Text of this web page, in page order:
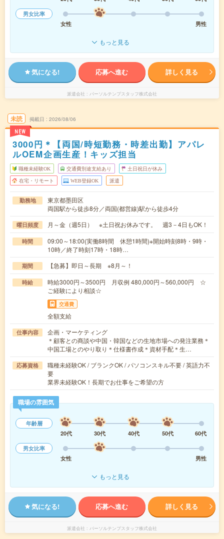
男女比率
女性
男性
もっと見る
気になる! 応募へ進む 詳しく見る
派遣会社 パーソルテンプスタッフ株式会社
未読
NEW
掲載日 2026/08/06
3000円＊【両国/時短勤務・時差出勤】アパレ
ルOEM企画生産！キッズ担当
職種未経験OK 交通費別途支給あり 土日祝日が休み
在宅・リモート WEB登録OK 派遣
勤務地
東京都墨田区
両国駅から徒歩8分／両国(都営線)駅から徒歩4分
曜日頻度 月～金（週5日） ※土日祝お休みです。 週3－4日もOK！
時間
09:00～18:00(実働8時間 休憩1時間)※開始時刻8時・9時・
10時／終了時刻17時・18時…
期間 【急募】即日～長期 ※8月～！
時給
時給3000円～3500円 月収例 480,000円～560,000円 ☆
ご経験により相談☆
交通費
全額支給
仕事内容
企画・マーケティング
＊顧客との商談や中国・韓国などの生地市場への発注業務＊
中国工場とのやり取り＊仕様書作成＊資材手配＊生…
応募資格
職種未経験OK / ブランクOK / パソコンスキル不要 / 英語力不
要
業界未経験OK！長期でお仕事をご希望の方
職場の雰囲気
年齢層
20代
30代 40代 50代
60代
男女比率
女性
男性
もっと見る
気になる! 応募へ進む 詳しく見る
派遣会社 パーソルテンプスタッフ株式会社